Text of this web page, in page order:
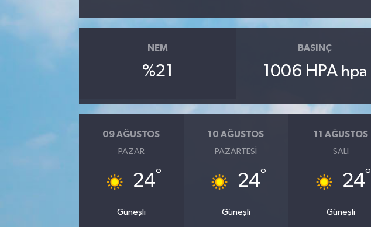
NEM
%21
BASINÇ
1006 HPA hpa
09 AĞUSTOS
PAZAR
24°
Güneşli
10 AĞUSTOS
PAZARTESI
24°
Güneşli
11 AĞUSTOS
SALI
24°
Güneşli